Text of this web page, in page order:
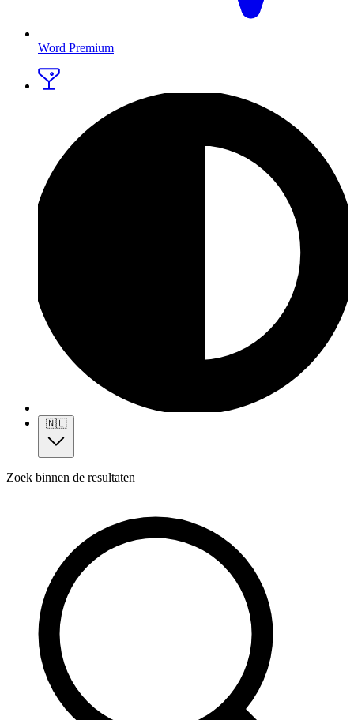
Word Premium
🇳🇱
Zoek binnen de resultaten